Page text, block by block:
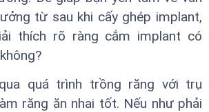
từ sau khi cấy ghép implant,
thích rõ ràng cắm implant có
quá trình trồng răng với trụ
răng ăn nhai tốt. Nếu như phải